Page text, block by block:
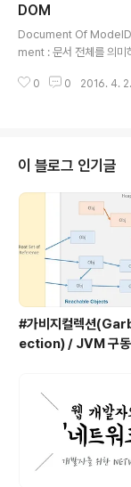
러리 바깥 쪽에 있는 기능
를 사용한다! 라이브러리
한다. CDN =
일을 따로 다운받지 않
있다. src="//code.// 앞
DOM
Document Of
ment : 문서 전체를 의
var lis =
래스에 속해있는 개체를
적용하여 개체찾기
Id..
0 0 2016. 4. 2.
이 블로그 인기글
#가비지컬렉션
ection) / JVM 구동